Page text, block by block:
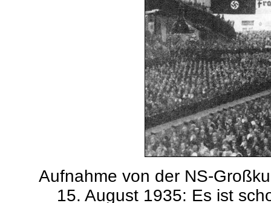
Aufnahme von der NS-
15. August 1935: Es ist